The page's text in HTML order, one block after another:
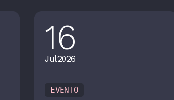
16
Jul2026
EVENTO